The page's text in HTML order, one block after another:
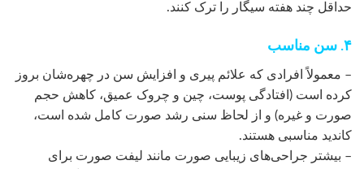
حداقل چند هفته سیگار را ترک کنند.
۴. سن مناسب
– معمولاً افرادی که علائم پیری و افزایش سن در چهره‌شان بروز
کرده است (افتادگی پوست، چین و چروک عمیق، کاهش حجم
صورت و غیره) و از لحاظ سنی رشد صورت کامل شده است،
کاندید مناسبی هستند.
– بیشتر جراحی‌های زیبایی صورت مانند لیفت صورت برای